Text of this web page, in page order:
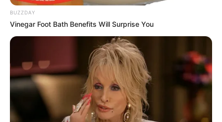
BUZZDAY
Vinegar Foot Bath Benefits Will Surprise You